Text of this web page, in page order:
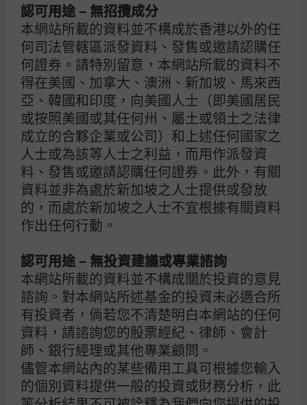
認可用途 – 無招攬成分
本網站所載的資料並不構成於香港以外的任
何司法管轄區派發資料、發售或邀請認購任
何證券。請特別留意，本網站所載的資料不
得在美國、加拿大、澳洲、新加坡、馬來西
亞、韓國和印度，向美國人士（即美國居民
或按照美國或其任何州、屬土或領土之法律
成立的合夥企業或公司）和上述任何國家之
人士或為該等人士之利益，而用作派發資
料、發售或邀請認購任何證券。此外，有關
資料並非為處於新加坡之人士提供或發放
的，而處於新加坡之人士不宜根據有關資料
作出任何行動。
認可用途 – 無投資建議或專業諮詢
本網站所載的資料並不構成關於投資的意見
諮詢。對本網站所述基金的投資未必適合所
有投資者，倘若您不清楚明白本網站的任何
資料，請諮詢您的股票經紀、律師、會計
師、銀行經理或其他專業顧問。
儘管本網站內的某些備用工具可根據您輸入
的個別資料提供一般的投資或財務分析，此
資料來源：FactSet，摩根資產管理計算；美國經濟分析局、美國聯儲局。反映
截至2026年3月23日的最新數據。
總括而言，2022年與2026年其中一項最大的差異，在於貨
幣政策的起點。2022年為了保護環球經濟免受疫情衝擊而
實施的超寬鬆政策，其後不得不迅速收緊以壓抑通脹，為股
票及固定收益帶來極具挑戰性的環境。
在3月份的聯邦公開市場委員會（FOMC）會議上，2026 年
政策利率預測中位數仍顯示，今年只會減息一次；在19名
委員中有7名預期利率將維持不變，其餘委員則預期至少減
息一次。澳洲央行在過去兩次會議中已合共將政策利率上調
50個基點，而最近一次英倫銀行與歐洲央行會議的措辭亦
轉趨鷹派。日本央行亦預期將在今年夏季加息，以應對國內
的通脹壓力。雖然如此，考慮到今次周期的寬鬆幅度有限，
即使成熟市場央行進一步收緊政策，其力度與2022年相比
料將相對溫和。